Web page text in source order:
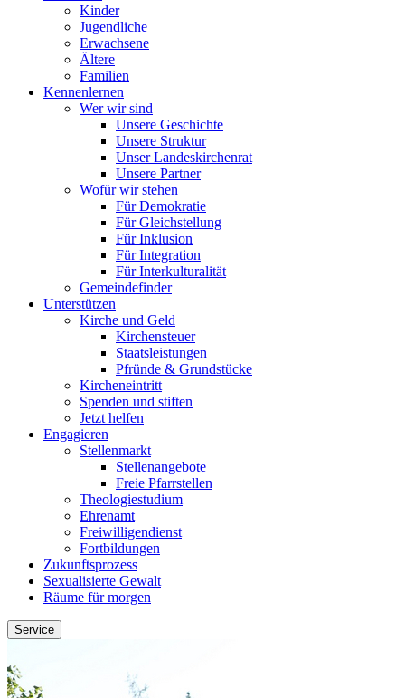
Kinder
Jugendliche
Erwachsene
Ältere
Familien
Kennenlernen
Wer wir sind
Unsere Geschichte
Unsere Struktur
Unser Landeskirchenrat
Unsere Partner
Wofür wir stehen
Für Demokratie
Für Gleichstellung
Für Inklusion
Für Integration
Für Interkulturalität
Gemeindefinder
Unterstützen
Kirche und Geld
Kirchensteuer
Staatsleistungen
Pfründe & Grundstücke
Kircheneintritt
Spenden und stiften
Jetzt helfen
Engagieren
Stellenmarkt
Stellenangebote
Freie Pfarrstellen
Theologiestudium
Ehrenamt
Freiwilligendienst
Fortbildungen
Zukunftsprozess
Sexualisierte Gewalt
Räume für morgen
Service